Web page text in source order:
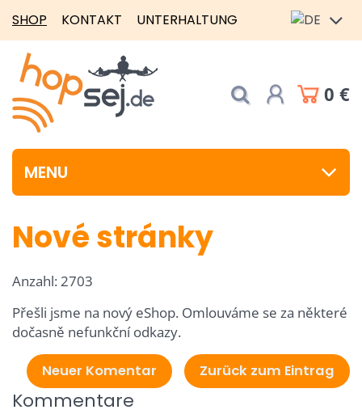
SHOP KONTAKT UNTERHALTUNG
0 €
MENU
Nové stránky
Anzahl: 2703
Přešli jsme na nový eShop. Omlouváme se za některé
dočasně nefunkční odkazy.
Zurück zum Eintrag
Neuer Komentar
Kommentare